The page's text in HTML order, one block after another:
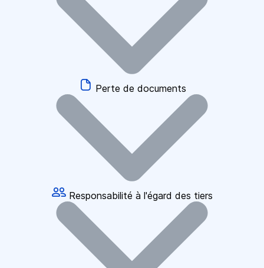
Perte de documents
Responsabilité à l'égard des tiers